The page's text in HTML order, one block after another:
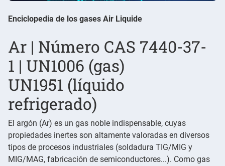
Enciclopedia de los gases Air Liquide
Ar | Número CAS 7440-37-
1 | UN1006 (gas)
UN1951 (líquido
refrigerado)
El argón (Ar) es un gas noble indispensable, cuyas
propiedades inertes son altamente valoradas en diversos
tipos de procesos industriales (soldadura TIG/MIG y
MIG/MAG, fabricación de semiconductores...). Como gas